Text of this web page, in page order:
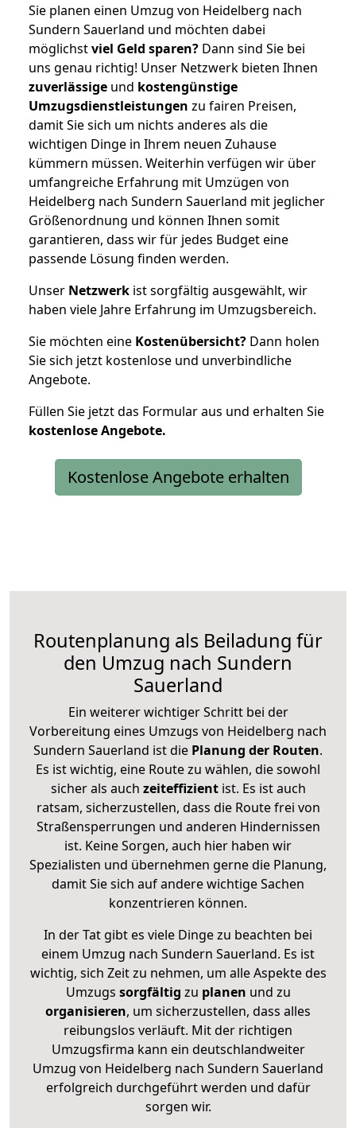
Sie planen einen Umzug von Heidelberg nach
Sundern Sauerland und möchten dabei
möglichstviel Geld sparen? Dann sind Sie bei
uns genau richtig! Unser Netzwerk bieten Ihnen
zuverlässige und kostengünstige
Umzugsdienstleistungen zu fairen Preisen,
damit Sie sich um nichts anderes als die
wichtigen Dinge in Ihrem neuen Zuhause
kümmern müssen. Weiterhin verfügen wir über
umfangreiche Erfahrung mit Umzügen von
Heidelberg nach Sundern Sauerland mit jeglicher
Größenordnung und können Ihnen somit
garantieren, dass wir für jedes Budget eine
passende Lösung finden werden.
Unser Netzwerk ist sorgfältig ausgewählt, wir
haben viele Jahre Erfahrung im Umzugsbereich.
Sie möchten eine Kostenübersicht? Dann holen
Sie sich jetzt kostenlose und unverbindliche
Angebote.
Füllen Sie jetzt das Formular aus und erhalten Sie
kostenloseAngebote.
Kostenlose Angebote erhalten
Routenplanung als Beiladung für
den Umzug nach Sundern
Sauerland
Ein weiterer wichtiger Schritt bei der
Vorbereitung eines Umzugs von Heidelberg nach
Sundern Sauerland ist die Planung der Routen.
Es ist wichtig, eine Route zu wählen, die sowohl
sicher als auch zeiteffizientist. Es ist auch
ratsam, sicherzustellen, dass die Route frei von
Straßensperrungen und anderen Hindernissen
ist. Keine Sorgen, auch hier haben wir
Spezialisten und übernehmen gerne die Planung,
damit Sie sich auf andere wichtige Sachen
konzentrieren können.
In der Tat gibt es viele Dinge zu beachten bei
einem Umzug nach Sundern Sauerland. Es ist
wichtig, sich Zeit zu nehmen, um alle Aspekte des
Umzugs sorgfältig zu planen und zu
organisieren, um sicherzustellen, dass alles
reibungslos verläuft. Mit der richtigen
Umzugsfirma kann ein deutschlandweiter
Umzug von Heidelberg nach Sundern Sauerland
erfolgreich durchgeführt werden und dafür
sorgen wir.